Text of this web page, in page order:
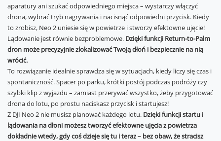
aparatury ani szukać odpowiedniego miejsca – wystarczy włączyć
drona, wybrać tryb nagrywania i nacisnąć odpowiedni przycisk. Kiedy
to zrobisz, Neo 2 uniesie się w powietrze i stworzy efektowne ujęcie!
Lądowanie jest równie bezproblemowe. Dzięki funkcji Return-to-Palm
dron może precyzyjnie zlokalizować Twoją dłoń i bezpiecznie na nią
wrócić.
To rozwiązanie idealnie sprawdza się w sytuacjach, kiedy liczy się czas i
spontaniczność. Spacer po parku, krótki postój podczas podróży czy
szybki klip z wyjazdu – zamiast przerywać wszystko, żeby przygotować
drona do lotu, po prostu naciskasz przycisk i startujesz!
Z DJI Neo 2 nie musisz planować każdego lotu. Dzięki funkcji startu i
lądowania na dłoni możesz tworzyć efektowne ujęcia z powietrza
dokładnie wtedy, gdy coś dzieje się tu i teraz – bez obaw, że stracisz